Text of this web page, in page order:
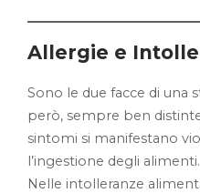
Allergie e
Sono le due facce di una
però, sempre ben
sintomi si manifestano
l’ingestione degli alimenti.
Nelle intolleranze